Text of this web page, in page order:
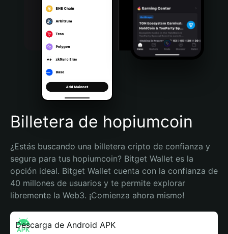
Português (Portugal)
Bahasa Indonesia
Português (Brasil)
Español (Argentina)
Billetera de hopiumcoin
¿Estás buscando una billetera cripto de confianza y
segura para tus hopiumcoin? Bitget Wallet es la
opción ideal. Bitget Wallet cuenta con la confianza de
40 millones de usuarios y te permite explorar
libremente la Web3. ¡Comienza ahora mismo!
Descarga de Android APK